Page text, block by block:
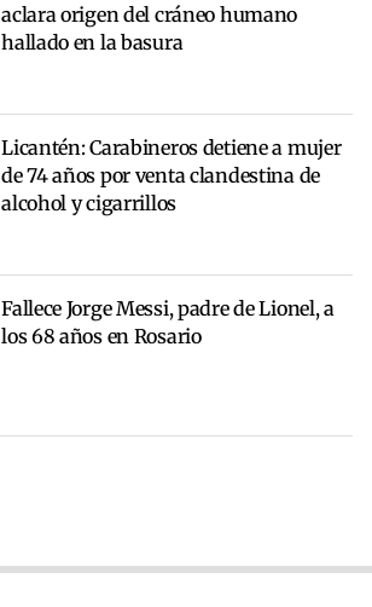
aclara origen del cráneo humano
hallado en la basura
Licantén: Carabineros detiene a mujer
de 74 años por venta clandestina de
alcohol y cigarrillos
Fallece Jorge Messi, padre de Lionel, a
los 68 años en Rosario